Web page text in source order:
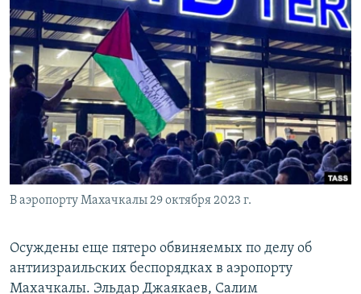
СИБИРЬ.РЕАЛИИ
РАСПИСАНИЕ ВЕЩАНИЯ
ПОДПИШИТЕСЬ НА РАССЫЛКУ
СОЦИАЛЬНЫЕ СЕТИ
В аэропорту Махачкалы 29 октября 2023 г.
Осуждены еще пятеро обвиняемых по делу об
антиизраильских беспорядках в аэропорту
Махачкалы. Эльдар Джаякаев, Салим